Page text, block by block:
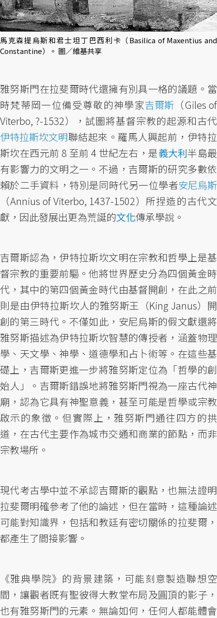
馬克森提烏斯和君士坦丁巴西利卡（Basilica of Maxentius and
Constantine）。 圖／維基共享
雅努斯門在拉斐爾時代還擁有別具一格的議題。當
時梵蒂岡一位備受尊敬的神學家吉爾斯（Giles of
Viterbo, ?-1532），試圖將基督宗教的起源和古代
伊特拉斯坎文明聯結起來。羅馬人興起前，伊特拉
斯坎在西元前 8 至前 4 世紀左右，是義大利半島最
有影響力的文明之一。不過，吉爾斯的研究多數依
賴於二手資料，特別是同時代另一位學者安尼烏斯
（Annius of Viterbo, 1437-1502）所捏造的古代文
獻，因此發展出更為荒誕的文化傳承學說。
吉爾斯認為，伊特拉斯坎文明在宗教和哲學上是基
督宗教的重要前驅。他將世界歷史分為四個黃金時
代，其中的第四個黃金時代由基督開創，在此之前
則是由伊特拉斯坎人的雅努斯王（King Janus）開
創的第三時代。不僅如此，安尼烏斯的假文獻還將
雅努斯描述為伊特拉斯坎智慧的傳授者，涵蓋物理
學、天文學、神學、道德學和占卜術等。在這些基
礎上，吉爾斯更進一步將雅努斯定位為「哲學的創
始人」。吉爾斯錯誤地將雅努斯門視為一座古代神
廟，認為它具有神聖意義，甚至可能是哲學或宗教
啟示的象徵。但實際上，雅努斯門通往四方的拱
道，在古代主要作為城市交通和商業的節點，而非
宗教場所。
現代考古學中並不承認吉爾斯的觀點，也無法證明
拉斐爾明確參考了他的論述，但在當時，這種論述
可能對知識界，包括和教廷有密切關係的拉斐爾，
都產生了間接影響。
《雅典學院》的背景建築，可能刻意製造聯想空
間，讓觀者既有聖彼得大教堂布局及圓頂的影子，
也有雅努斯門的元素。無論如何，任何人都能體會